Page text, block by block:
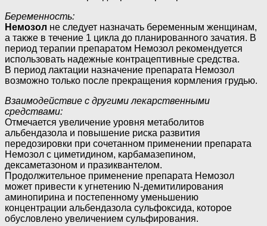
Беременность:
Немозол не следует назначать беременным женщинам,
а также в течение 1 цикла до планированного зачатия. В
период терапии препаратом Немозол рекомендуется
использовать надежные контрацептивные средства.
В период лактации назначение препарата Немозол
возможно только после прекращения кормления грудью.
Взаимодействие с другими лекарственными
средствами:
Отмечается увеличение уровня метаболитов
альбендазола и повышение риска развития
передозировки при сочетанном применении препарата
Немозол с циметидином, карбамазепином,
дексаметазоном и празиквантелом.
Продолжительное применение препарата Немозол
может привести к угнетению N-демитилирования
аминопирина и постепенному уменьшению
концентрации альбендазола сульфоксида, которое
обусловлено увеличением сульфирования.